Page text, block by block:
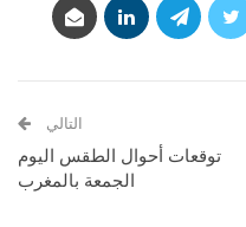
التالي
توقعات أحوال الطقس اليوم
الجمعة بالمغرب